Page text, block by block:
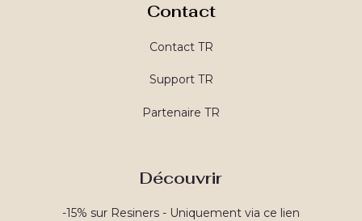
Contact
Contact TR
Support TR
Partenaire TR
Découvrir
-15% sur Resiners - Uniquement via ce lien